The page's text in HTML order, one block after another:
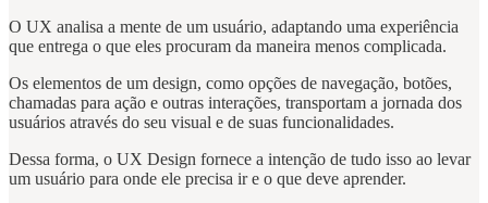
O UX analisa a mente de um usuário, adaptando uma experiência
que entrega o que eles procuram da maneira menos complicada.
Os elementos de um design, como opções de navegação, botões,
chamadas para ação e outras interações, transportam a jornada dos
usuários através do seu visual e de suas funcionalidades.
Dessa forma, o UX Design fornece a intenção de tudo isso ao levar
um usuário para onde ele precisa ir e o que deve aprender.